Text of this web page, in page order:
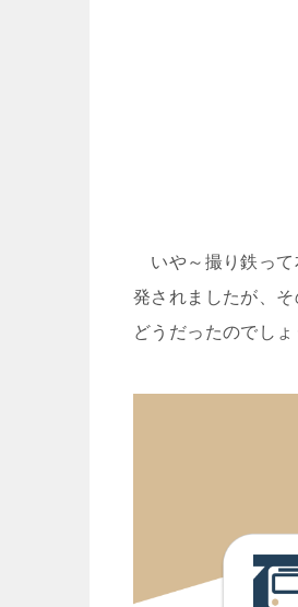
いや～撮り鉄って
発されましたが、
どうだったのでしょ